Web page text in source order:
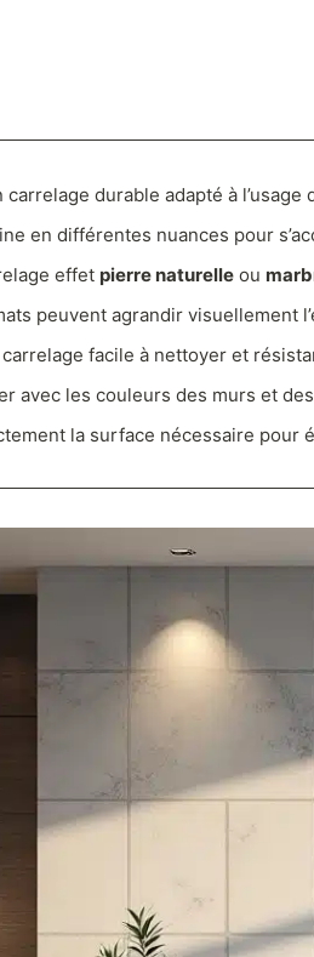
durable adapté à l’usage
en différentes nuances pour
effet pierre naturelleou
peuvent agrandir visuellement
facile à nettoyer et
avec les couleurs des murs et
la surface nécessaire pour